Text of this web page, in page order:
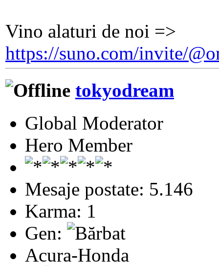
Vino alaturi de noi =>
https://suno.com/invite/
tokyodream
Global Moderator
Hero Member
Mesaje postate: 5.146
Karma: 1
Gen:
Acura-Honda